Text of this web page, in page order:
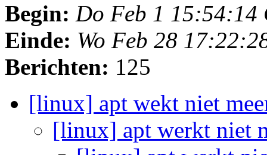
Begin: Do Feb 1 15:54:14
Einde: Wo Feb 28
Berichten: 125
[linux] apt wekt niet
[linux] apt werkt niet